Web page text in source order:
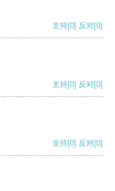
支持[0] 反对[0]
支持[0] 反对[0]
支持[0] 反对[0]